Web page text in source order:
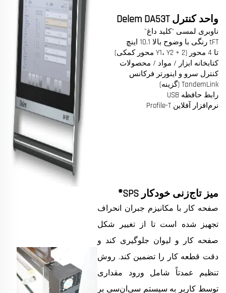
واحد کنترل Delem DA53T
ناوبری لمسی "کلید داغ"
tFT رنگی با وضوح بالا 10.1 اینچ
تا 4 محور (Y1، Y2 + 2 محور کمکی)
کتابخانه ابزار / مواد / محصولات
کنترل سرو و اینورتر فرکانس
TandemLink (گزینه)
رابط حافظه USB
نرم‌افزار آفلاین Profile-T
میز تاج‌زنی خودکار SPS®
صفحه کار با مکانیزم جبران انحراف
تجهیز شده است تا از تغییر شکل
صفحه کار و لیوان جلوگیری کند و
دقت قطعه کار را تضمین کند. روش
تنظیم عمدتاً شامل ورود مقداری
توسط کاربر به سیستم سی‌ان‌سی بر